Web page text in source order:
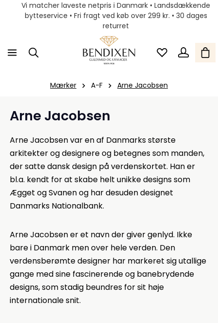
Vi matcher laveste netpris i Danmark • Landsdækkende
bytteservice • Fri fragt ved køb over 299 kr. • 30 dages
returret
Mærker A-F Arne Jacobsen
Arne Jacobsen
Arne Jacobsen var en af Danmarks største
arkitekter og designere og betegnes som manden,
der satte dansk design på verdenskortet. Han er
bl.a. kendt for at skabe helt unikke designs som
Ægget og Svanen og har desuden designet
Danmarks Nationalbank.
Arne Jacobsen er et navn der giver genlyd. Ikke
bare i Danmark men over hele verden. Den
verdensberømte designer har markeret sig utallige
gange med sine fascinerende og banebrydende
designs, som stadig beundres for sit høje
internationale snit.